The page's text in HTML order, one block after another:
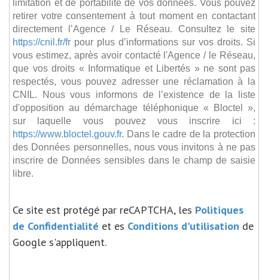
limitation et de portabilité de vos données. Vous pouvez
retirer votre consentement à tout moment en contactant
directement l’Agence / Le Réseau. Consultez le site
https://cnil.fr/fr pour plus d’informations sur vos droits. Si
vous estimez, après avoir contacté l'Agence / le Réseau,
que vos droits « Informatique et Libertés » ne sont pas
respectés, vous pouvez adresser une réclamation à la
CNIL. Nous vous informons de l’existence de la liste
d'opposition au démarchage téléphonique « Bloctel »,
sur laquelle vous pouvez vous inscrire ici :
https://www.bloctel.gouv.fr. Dans le cadre de la protection
des Données personnelles, nous vous invitons à ne pas
inscrire de Données sensibles dans le champ de saisie
libre.
Ce site est protégé par reCAPTCHA, les Politiques
de Confidentialité et es Conditions d'utilisation de
Google s'appliquent.